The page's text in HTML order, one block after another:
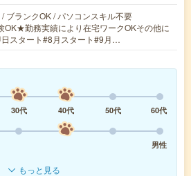
ブランクOK / パソコンスキル不要
OK★勤務実績により在宅ワークOKその他に
スタート#8月スタート#9月…
30代 40代 50代
60代
男性
もっと見る